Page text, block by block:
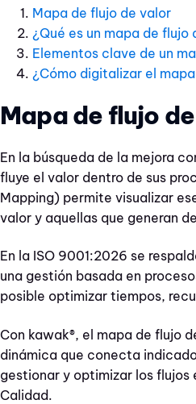
Mapa de flujo de valor
¿Qué es un mapa de
Elementos clave de un
¿Cómo digitalizar el
Mapa de flujo
En la búsqueda de la mejora
fluye el valor dentro de sus
Mapping) permite visualizar
valor y aquellas que generan
En la ISO 9001:2026 se
una gestión basada en
posible optimizar tiempos,
Con kawak®, el mapa de flujo
dinámica que conecta
gestionar y optimizar los
Calidad.